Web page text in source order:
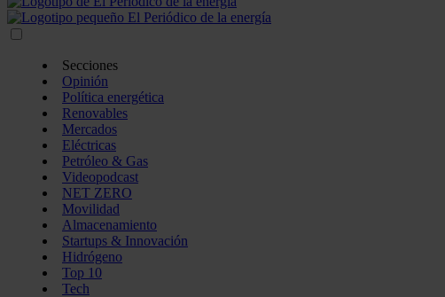
Secciones
Opinión
Política energética
Renovables
Mercados
Eléctricas
Petróleo & Gas
Videopodcast
NET ZERO
Movilidad
Almacenamiento
Startups & Innovación
Hidrógeno
Top 10
Tech